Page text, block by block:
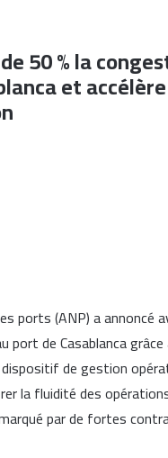
50 % la
et
ports (ANP) a annoncé
port de Casablanca
de gestion
la fluidité des
par de fortes